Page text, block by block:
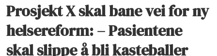
Prosjekt X skal bane vei for ny
helsereform: – Pasientene
skal slippe å bli kasteballer